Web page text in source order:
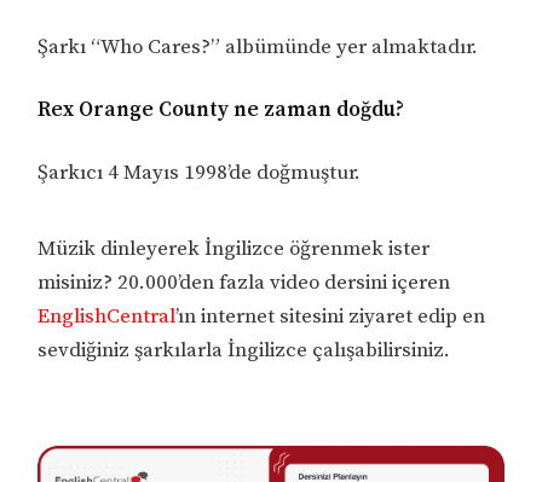
Şarkı “Who Cares?” albümünde yer almaktadır.
Rex Orange County ne zaman doğdu?
Şarkıcı 4 Mayıs 1998’de doğmuştur.
Müzik dinleyerek İngilizce öğrenmek ister
misiniz? 20.000’den fazla video dersini içeren
EnglishCentral’ın internet sitesini ziyaret edip en
sevdiğiniz şarkılarla İngilizce çalışabilirsiniz.